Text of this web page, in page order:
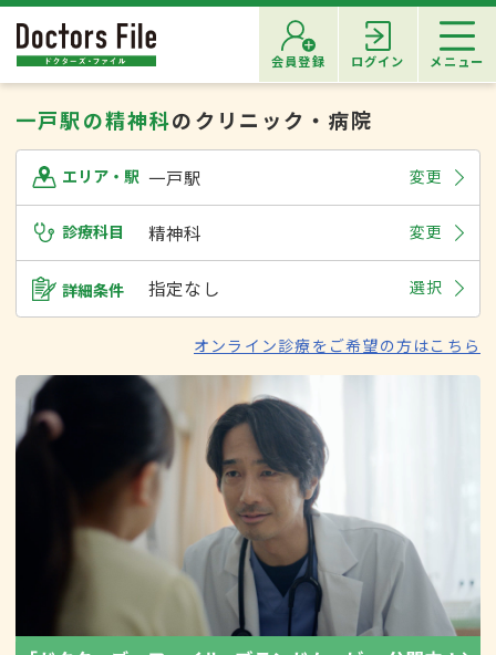
会員登録 ログイン メニュー
一戸駅の精神科のクリニック・病院
エリア・駅 一戸駅 変更
診療科目 精神科 変更
詳細条件 指定なし 選択
オンライン診療をご希望の方はこちら